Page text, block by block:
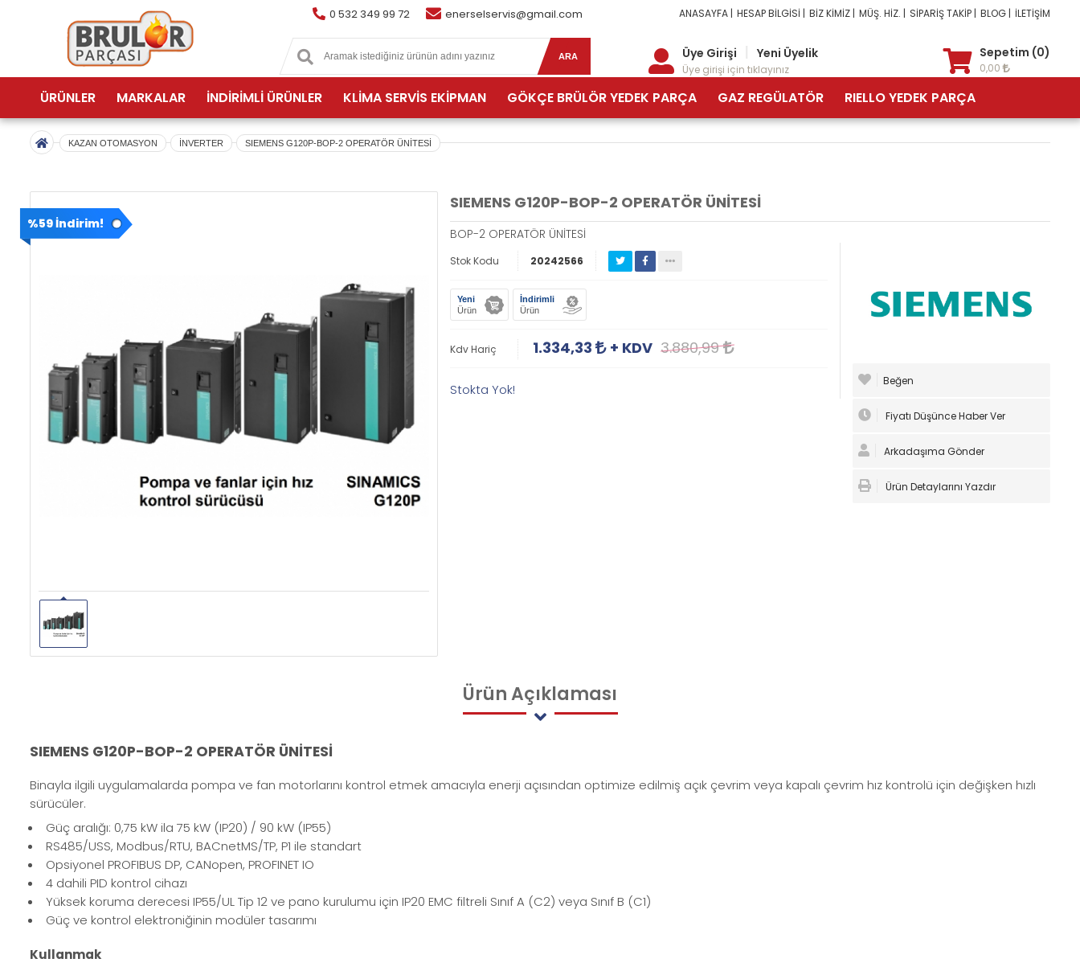
0 532 349 99 72 enerselservis@gmail.com
ARA
ANASAYFA | HESAP BİLGİSİ | BİZ KİMİZ | MÜŞ. HİZ. | SİPARİŞ TAKİP | BLOG | İLETİŞİM
Üye Girişi Yeni Üyelik
Üye girişi için tıklayınız
Sepetim (0)
0,00
ÜRÜNLER MARKALAR İNDİRİMLİ ÜRÜNLER KLİMA SERVİS EKİPMAN GÖKÇE BRÜLÖR YEDEK PARÇA GAZ REGÜLATÖR RIELLO YEDEK PARÇA
KAZAN OTOMASYON İNVERTER SIEMENS G120P-BOP-2 OPERATÖR ÜNİTESİ
%59 İndirim!
SIEMENS G120P-BOP-2 OPERATÖR ÜNİTESİ
BOP-2 OPERATÖR ÜNİTESİ
Stok Kodu 20242566
Yeni
Ürün
İndirimli
Ürün
Kdv Hariç 1.334,33 + KDV 3.880,99
Stokta Yok!
Beğen
Fiyatı Düşünce Haber Ver
Arkadaşıma Gönder
Ürün Detaylarını Yazdır
ÜrünAçıklaması
SIEMENS G120P-BOP-2 OPERATÖR ÜNİTESİ
Binayla ilgili uygulamalarda pompa ve fan motorlarını kontrol etmek amacıyla enerji açısından optimize edilmiş açık çevrim veya kapalı çevrim hız kontrolü için değişken hızlı
sürücüler.
Güç aralığı: 0,75 kW ila 75 kW (IP20) / 90 kW (IP55)
RS485/USS, Modbus/RTU, BACnetMS/TP, P1 ile standart
Opsiyonel PROFIBUS DP, CANopen, PROFINET IO
4 dahili PID kontrol cihazı
Yüksek koruma derecesi IP55/UL Tip 12 ve pano kurulumu için IP20 EMC filtreli Sınıf A (C2) veya Sınıf B (C1)
Güç ve kontrol elektroniğinin modüler tasarımı
Kullanmak